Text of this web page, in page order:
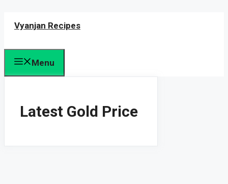
Vyanjan Recipes
Menu
Latest Gold Price